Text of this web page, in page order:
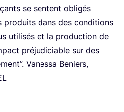
se sentent obli­gés
pro­duits dans des condi­tions
uti­li­sés et la pro­duc­tion de
pré­ju­di­ciable sur des
Vanes­sa Beniers,